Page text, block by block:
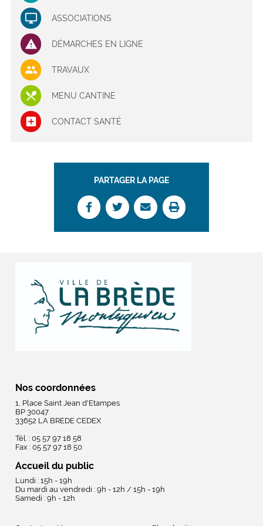
ASSOCIATIONS
DÉMARCHES EN LIGNE
TRAVAUX
MENU CANTINE
CONTACT SANTÉ
PARTAGER LA PAGE
Nos coordonnées
1, Place Saint Jean d'Etampes
BP 30047
33652 LA BREDE CEDEX
Tél. : 05 57 97 18 58
Fax : 05 57 97 18 50
Accueil du public
Lundi : 15h - 19h
Du mardi au vendredi : 9h - 12h / 15h - 19h
Samedi : 9h - 12h